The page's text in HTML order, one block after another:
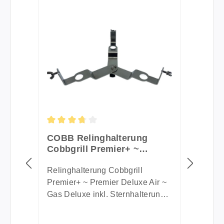
COBB Relinghalterung
Cobbgrill Premier+ ~
Premier Gas Deluxe inkl.
Sternhalterung (CO85-0)
Relinghalterung Cobbgrill
Premier+ ~ Premier Deluxe Air ~
Gas Deluxe inkl. Sternhalterung